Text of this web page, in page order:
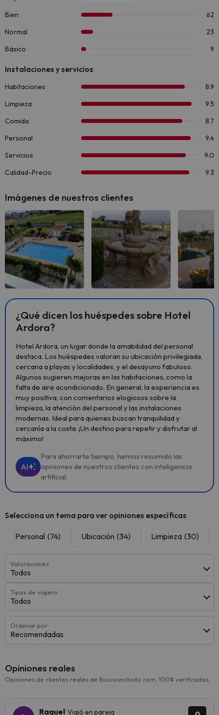
Imágenes de nuestros clientes
¿Qué dicen los huéspedes sobre Hotel
Ardora?
Hotel Ardora, un lugar donde la amabilidad del personal
destaca. Los huéspedes valoran su ubicación privilegiada,
cercana a playas y localidades, y el desayuno fabuloso.
Algunos sugieren mejoras en las habitaciones, como la
falta de aire acondicionado. En general, la experiencia es
muy positiva, con comentarios elogiosos sobre la
limpieza, la atención del personal y las instalaciones
modernas. Ideal para quienes buscan tranquilidad y
cercanía a la costa. ¡Un destino para repetir y disfrutar al
máximo!
AI
Para ahorrarte tiempo, hemos resumido las
opiniones de nuestros clientes con inteligencia
artificial.
Selecciona un tema para ver opiniones específicas
Personal (74) Ubicación (34) Limpieza (30)
Valoraciones
Todos
Tipos de viajero
Todos
Ordenar por:
Recomendadas
Opiniones reales
Opiniones de clientes reales de Buscounchollo.com, 100% verificadas.
Raquel Viajó en pareja